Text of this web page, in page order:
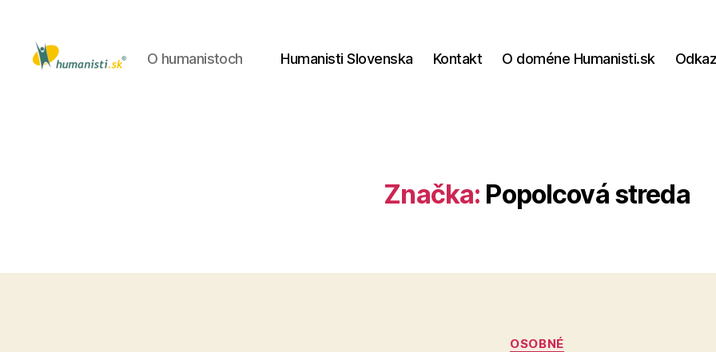
O humanistoch Humanisti Slovenska Kontakt O doméne Humanisti.sk
Značka: Popolcová streda
Kategórie
OSOBNÉ